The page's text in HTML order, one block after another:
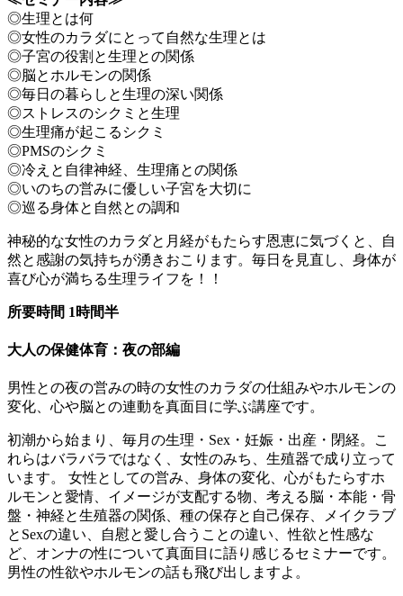
◎生理とは何
◎女性のカラダにとって自然な生理とは
◎子宮の役割と生理との関係
◎脳とホルモンの関係
◎毎日の暮らしと生理の深い関係
◎ストレスのシクミと生理
◎生理痛が起こるシクミ
◎PMSのシクミ
◎冷えと自律神経、生理痛との関係
◎いのちの営みに優しい子宮を大切に
◎巡る身体と自然との調和
神秘的な女性のカラダと月経がもたらす恩恵に気づくと、自
然と感謝の気持ちが湧きおこります。毎日を見直し、身体が
喜び心が満ちる生理ライフを！！
所要時間 1時間半
大人の保健体育：夜の部編
男性との夜の営みの時の女性のカラダの仕組みやホルモンの
変化、心や脳との連動を真面目に学ぶ講座です。
初潮から始まり、毎月の生理・Sex・妊娠・出産・閉経。こ
れらはバラバラではなく、女性のみち、生殖器で成り立って
います。 女性としての営み、身体の変化、心がもたらすホ
ルモンと愛情、イメージが支配する物、考える脳・本能・骨
盤・神経と生殖器の関係、種の保存と自己保存、メイクラブ
とSexの違い、自慰と愛し合うことの違い、性欲と性感な
ど、オンナの性について真面目に語り感じるセミナーです。
男性の性欲やホルモンの話も飛び出しますよ。